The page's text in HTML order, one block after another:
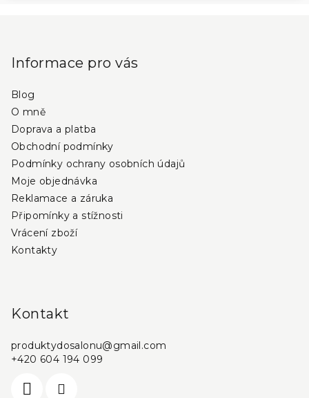
Informace pro vás
Blog
O mně
Doprava a platba
Obchodní podmínky
Podmínky ochrany osobních údajů
Moje objednávka
Reklamace a záruka
Připomínky a stížnosti
Vrácení zboží
Kontakty
Kontakt
produktydosalonu@gmail.com
+420 604 194 099